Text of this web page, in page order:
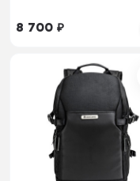
8 700₽